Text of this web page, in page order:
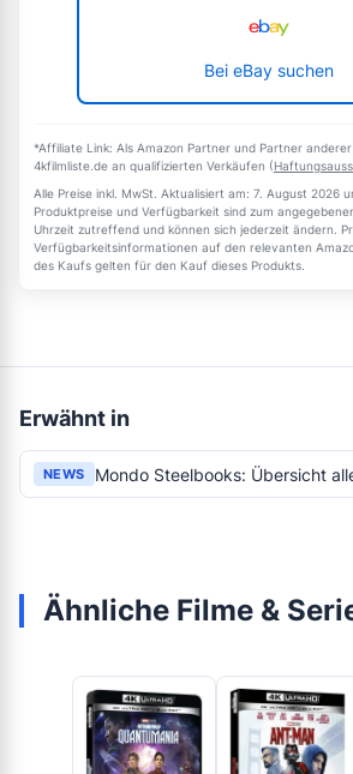
Bei eBay suchen
*Affiliate Link: Als Amazon Partner und Partner
4kfilmliste.de an qualifizierten Verkäufen (
Alle Preise inkl. MwSt. Aktualisiert am: 7. August 2026
Produktpreise und Verfügbarkeit sind zum
Uhrzeit zutreffend und können sich jederzeit ändern.
Verfügbarkeitsinformationen auf den relevanten
des Kaufs gelten für den Kauf dieses Produkts.
Erwähnt in
NEWS
Ähnliche Filme &